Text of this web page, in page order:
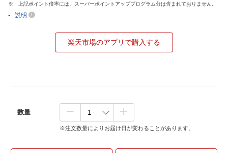
上記ポイント倍率には、スーパーポイントアッププログラム分は含まれておりません。
- 説明
楽天市場のアプリで購入する
数量
※注文数量によりお届け日が変わることがあります。